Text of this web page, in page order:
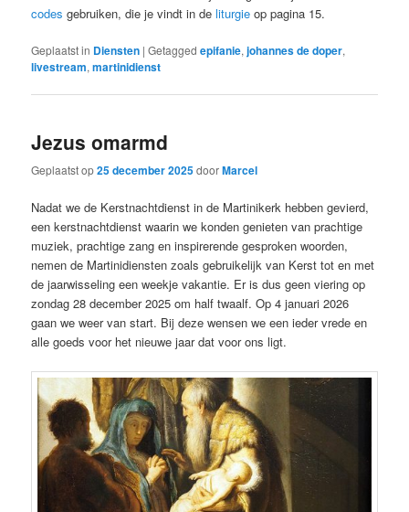
codes gebruiken, die je vindt in deliturgie op pagina 15.
Geplaatst in Diensten |Getagged epifanie,johannes de doper,
livestream,martinidienst
Jezus omarmd
Geplaatst op25 december 2025doorMarcel
Nadat we de Kerstnachtdienst in de Martinikerk hebben gevierd,
een kerstnachtdienst waarin we konden genieten van prachtige
muziek, prachtige zang en inspirerende gesproken woorden,
nemen de Martinidiensten zoals gebruikelijk van Kerst tot en met
de jaarwisseling een weekje vakantie. Er is dus geen viering op
zondag 28 december 2025 om half twaalf. Op 4 januari 2026
gaan we weer van start. Bij deze wensen we een ieder vrede en
alle goeds voor het nieuwe jaar dat voor ons ligt.